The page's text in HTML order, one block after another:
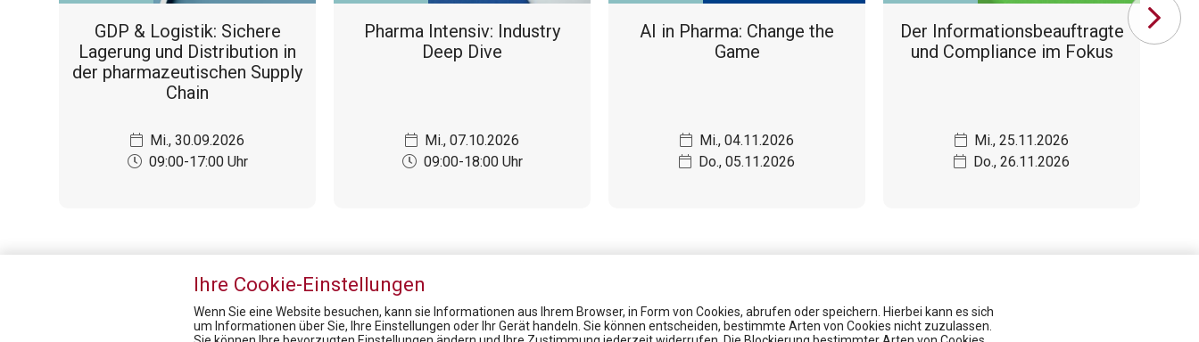
GDP & Logistik: Sichere
Lagerung und Distribution in
der pharmazeutischen Supply
Chain
Mi., 30.09.2026
09:00-17:00 Uhr
Pharma Intensiv: Industry
Deep Dive
Mi., 07.10.2026
09:00-18:00 Uhr
AI in Pharma: Change the
Game
Mi., 04.11.2026
Do., 05.11.2026
Der In­for­ma­ti­ons­be­auf­trag­te
und Compliance im Fokus
Mi., 25.11.2026
Do., 26.11.2026
Ihre Cookie-Einstellungen
Wenn Sie eine Website besuchen, kann sie Informationen aus Ihrem Browser, in Form von Cookies, abrufen oder speichern. Hierbei kann es sich
um Informationen über Sie, Ihre Einstellungen oder Ihr Gerät handeln. Sie können entscheiden, bestimmte Arten von Cookies nicht zuzulassen.